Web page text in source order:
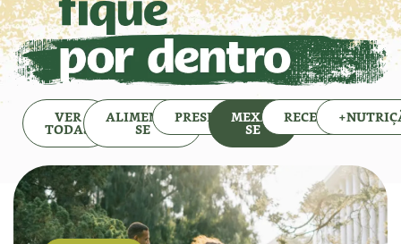
VER
TODAS
ALIMENTE-
SE
PRESERVEMEXA-
SE
RECEITAS